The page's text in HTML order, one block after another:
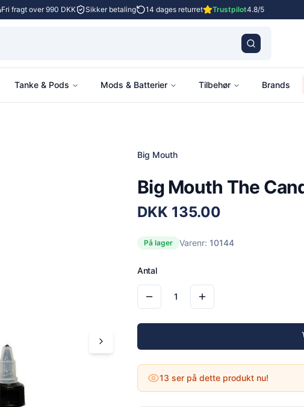
Fri fragt over 990 DKK Sikker betaling 14 dages returret Trustpilot4.8/5
Tanke & Pods Mods & Batterier Tilbehør Brands
Big Mouth
Big Mouth The
DKK 135.00
På lager Varenr: 10144
Antal
1
13 ser på dette produkt nu!